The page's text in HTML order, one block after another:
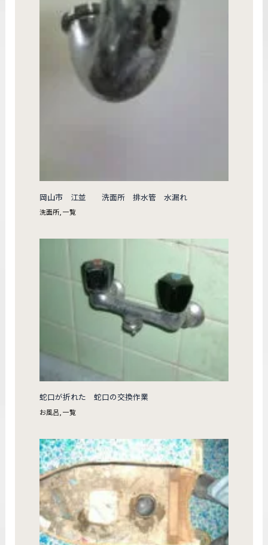
岡山市 江並 洗面所 排水管 水漏れ
洗面所,一覧
蛇口が折れた 蛇口の交換作業
お風呂 ,一覧